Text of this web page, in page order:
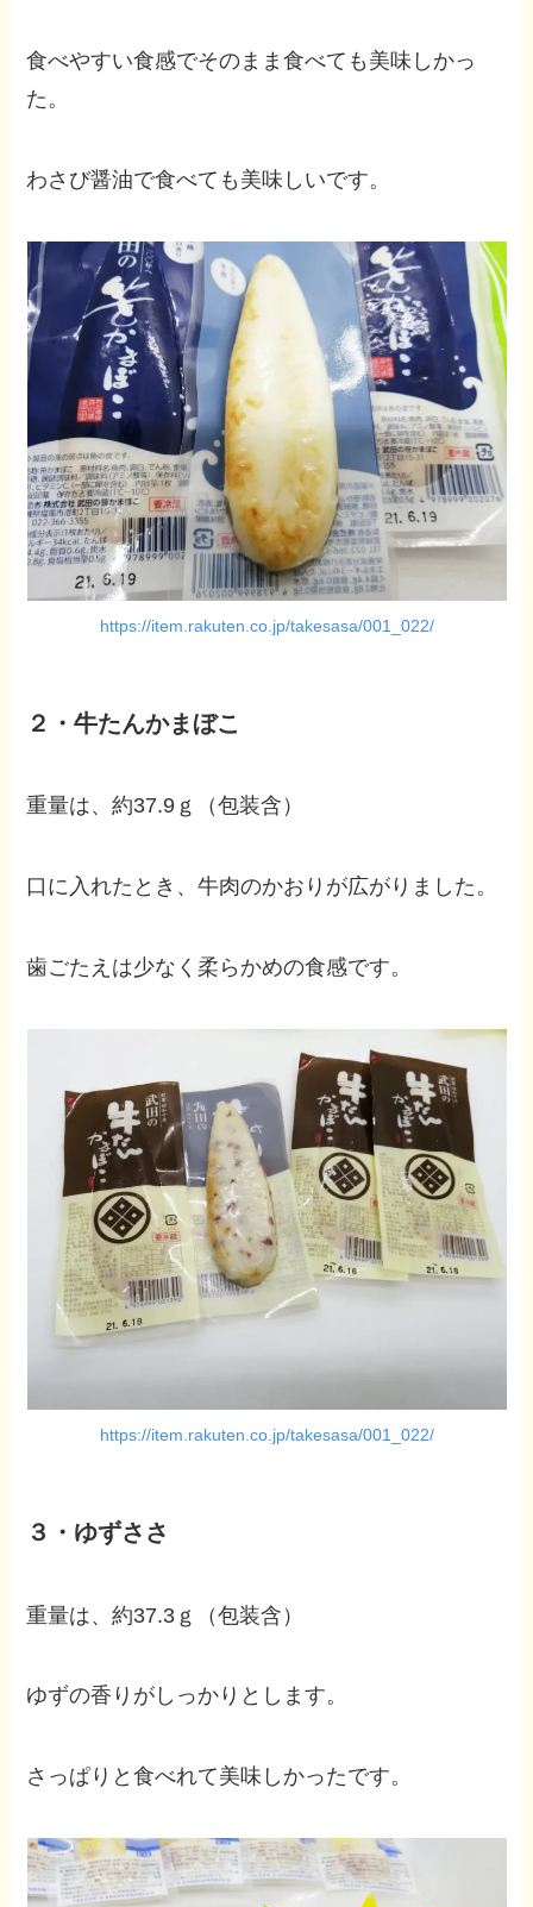
食べやすい食感でそのまま食べても美味しかっ
た。
わさび醤油で食べても美味しいです。
https://item.rakuten.co.jp/takesasa/001_022/
２・牛たんかまぼこ
重量は、約37.9ｇ（包装含）
口に入れたとき、牛肉のかおりが広がりました。
歯ごたえは少なく柔らかめの食感です。
https://item.rakuten.co.jp/takesasa/001_022/
３・ゆずささ
重量は、約37.3ｇ（包装含）
ゆずの香りがしっかりとします。
さっぱりと食べれて美味しかったです。